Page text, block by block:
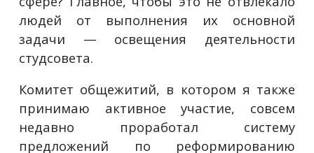
людей от выполнения их основной
задачи — освещения деятельности
студсовета.
Комитет общежитий, в котором я также
принимаю активное участие, совсем
недавно проработал систему
предложений по реформированию